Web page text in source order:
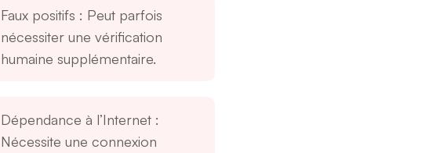
Faux positifs : Peut parfois
nécessiter une vérification
humaine supplémentaire.
Dépendance à l’Internet:
Nécessite une connexion